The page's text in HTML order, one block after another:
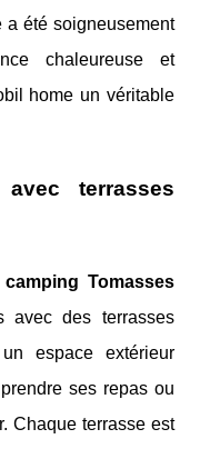
a été soigneusement
chaleureuse et
home un véritable
terrasses
camping Tomasses
avec des terrasses
espace extérieur
ses repas ou
Chaque terrasse est